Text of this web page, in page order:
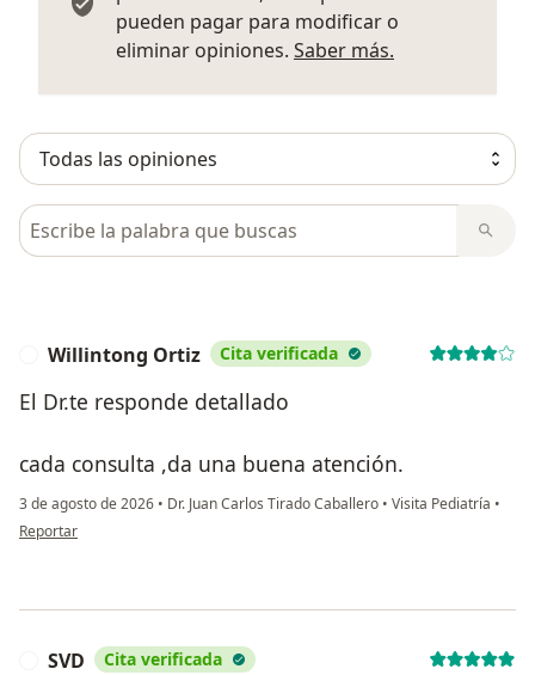
pueden pagar para modificar o
eliminar opiniones. Saber más.
Busca en opiniones
Willintong Ortiz Cita verificada
El Dr.te responde detallado
cada consulta ,da una buena atención.
3 de agosto de 2026 • Dr. Juan Carlos Tirado Caballero • Visita Pediatría •
en opinión del usuario Willintong Ortiz
Reportar
SVD Cita verificada